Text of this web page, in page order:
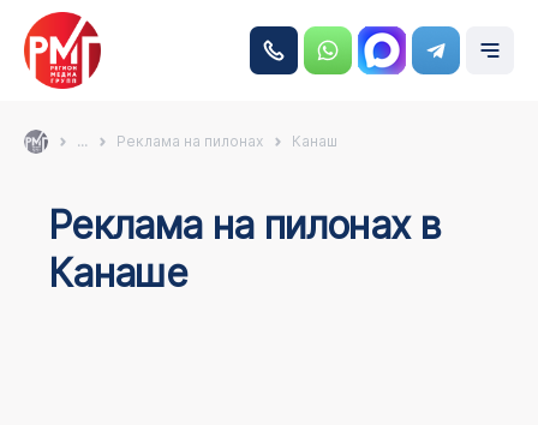
... Реклама на пилонах Канаш
Реклама на пилонах в
Канаше